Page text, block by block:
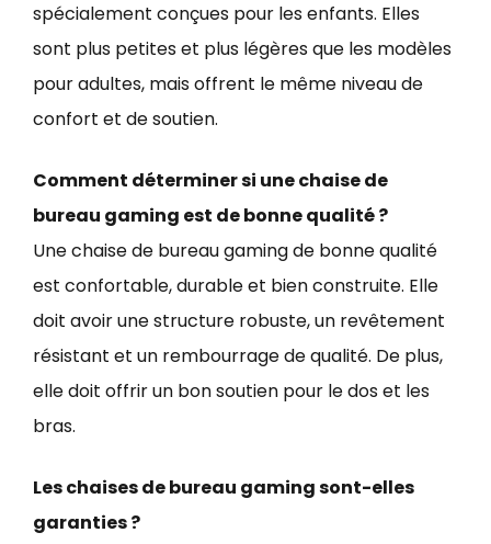
spécialement conçues pour les enfants. Elles
sont plus petites et plus légères que les modèles
pour adultes, mais offrent le même niveau de
confort et de soutien.
Comment déterminer si une chaise de
bureau gaming est de bonne qualité ?
Une chaise de bureau gaming de bonne qualité
est confortable, durable et bien construite. Elle
doit avoir une structure robuste, un revêtement
résistant et un rembourrage de qualité. De plus,
elle doit offrir un bon soutien pour le dos et les
bras.
Les chaises de bureau gaming sont-elles
garanties ?